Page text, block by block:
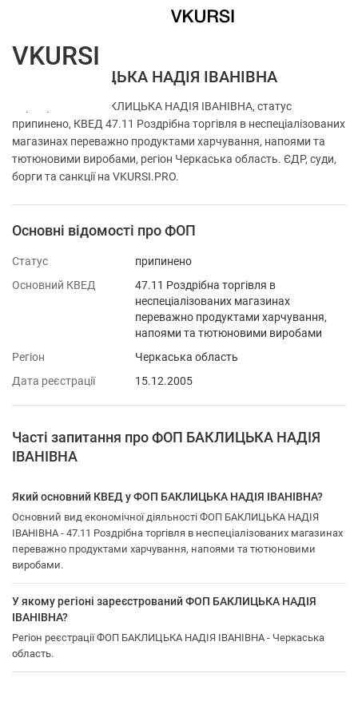
ФОП БАКЛИЦЬКА НАДІЯ ІВАНІВНА
Перевірка ФОП БАКЛИЦЬКА НАДІЯ ІВАНІВНА, статус
припинено, КВЕД 47.11 Роздрібна торгівля в неспеціалізованих
магазинах переважно продуктами харчування, напоями та
тютюновими виробами, регіон Черкаська область. ЄДР, суди,
борги та санкції на VKURSI.PRO.
Основні відомості про ФОП
Статус
припинено
Основний КВЕД
47.11 Роздрібна торгівля в
неспеціалізованих магазинах
переважно продуктами харчування,
напоями та тютюновими виробами
Регіон
Черкаська область
Дата реєстрації
15.12.2005
Часті запитання про ФОП БАКЛИЦЬКА НАДІЯ
ІВАНІВНА
Який основний КВЕД у ФОП БАКЛИЦЬКА НАДІЯ ІВАНІВНА?
Основний вид економічної діяльності ФОП БАКЛИЦЬКА НАДІЯ
ІВАНІВНА - 47.11 Роздрібна торгівля в неспеціалізованих магазинах
переважно продуктами харчування, напоями та тютюновими
виробами.
У якому регіоні зареєстрований ФОП БАКЛИЦЬКА НАДІЯ
ІВАНІВНА?
Регіон реєстрації ФОП БАКЛИЦЬКА НАДІЯ ІВАНІВНА - Черкаська
область.
VKURSI